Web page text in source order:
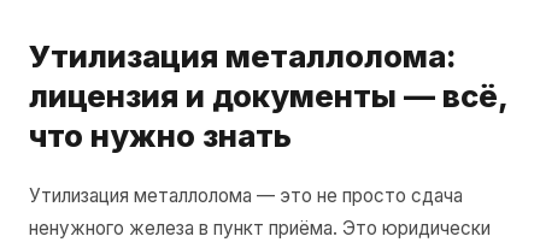
Утилизация металлолома:
лицензия и документы — всё,
что нужно знать
Утилизация металлолома — это не просто сдача
ненужного железа в пункт приёма. Это юридически